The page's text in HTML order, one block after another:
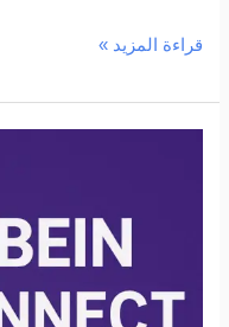
قراءة المزيد »